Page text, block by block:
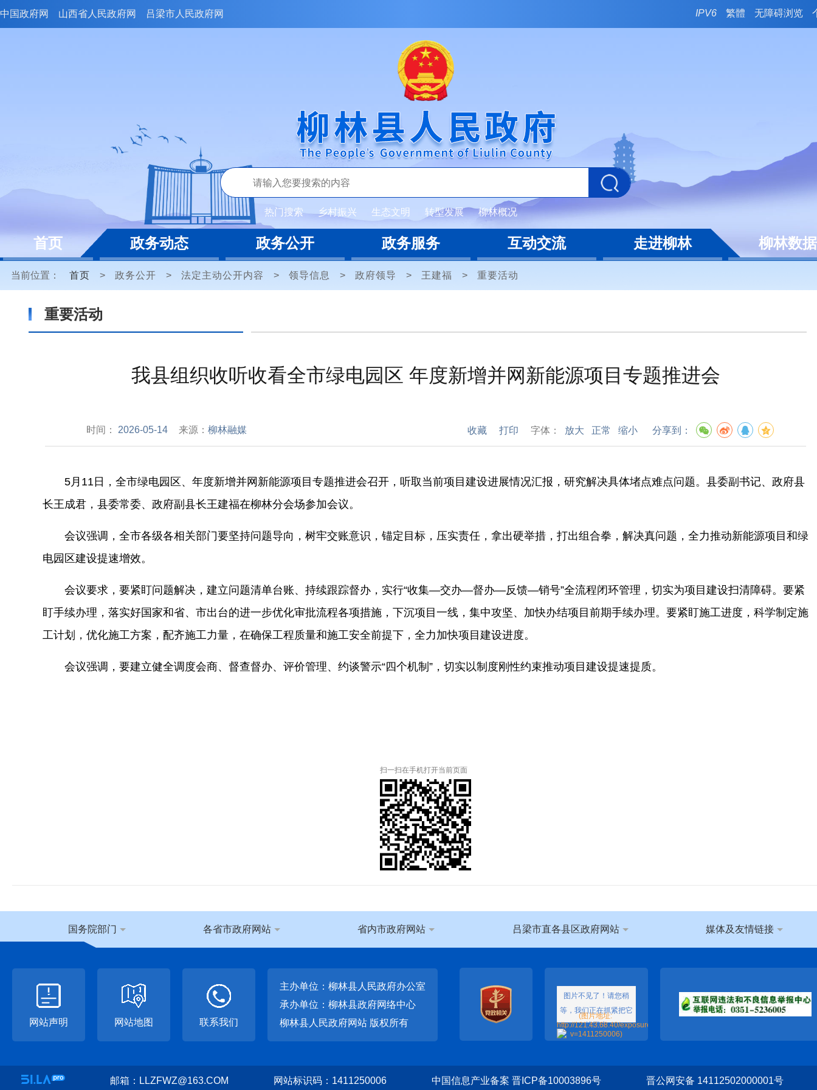
中国政府网 山西省人民政府网 吕梁市人民政府网 IPV6 繁體 无障碍浏览
热门搜索 乡村振兴 生态文明 转型发展 柳林概况
首页 政务动态 政务公开 政务服务 互动交流 走进柳林 柳林数据
当前位置： 首页 > 政务公开 > 法定主动公开内容 > 领导信息 > 政府领导 > 王建福 > 重要活动
重要活动
我县组织收听收看全市绿电园区 年度新增并网新能源项目专题推进会
时间： 2026-05-14 来源：柳林融媒 收藏 打印 字体： 放大 正常 缩小 分享到：
5月11日，全市绿电园区 、年度新增并网新能源项目专题推进会召开 ，听取当前项目建设进展情况汇报，研究解决具体堵点难点问题。 县委副书记、政府县
长王成君 ，县委常委、政府副县长王建福在柳林分会场参加会议。
会议强调，全市各级各相关部门要坚持问题导向，树牢交账意识，锚定目标，压实责任，拿出硬举措，打出组合拳，解决真问题，全力推动新能源项目和绿
电园区建设提速增效。
会议要求，要紧盯问题解决，建立问题清单台账、持续跟踪督办，实行“收集—交办—督办—反馈—销号”全流程闭环管理，切实为项目建设扫清障碍。要紧
盯手续办理，落实好国家和省、市出台的进一步优化审批流程各项措施，下沉项目一线，集中攻坚、加快办结项目前期手续办理。要紧盯施工进度，科学制定施
工计划，优化施工方案，配齐施工力量，在确保工程质量和施工安全前提下，全力加快项目建设进度。
会议强调，要建立健全调度会商、督查督办、评价管理、约谈警示“四个机制”，切实以制度刚性约束推动项目建设提速提质。
扫一扫在手机打开当前页面
国务院部门 各省市政府网站 省内市政府网站 吕梁市直各县区政府网站 媒体及友情链接
网站声明 网站地图 联系我们
主办单位：柳林县人民政府办公室
承办单位：柳林县政府网络中心
柳林县人民政府网站 版权所有
邮箱：LLZFWZ@163.COM 网站标识码：1411250006 中国信息产业备案 晋ICP备10003896号 晋公网安备 14112502000001号